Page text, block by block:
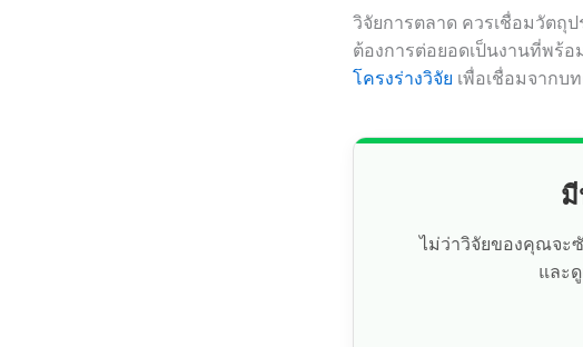
วิจัยการตลาด ควรเชื่อมวัตถุ
ต้องการต่อยอดเป็นงานที่พร้
โครงร่างวิจัย เพื่อเชื่อมจากบ
ไม่ว่าวิจัยของคุณจะ
และ